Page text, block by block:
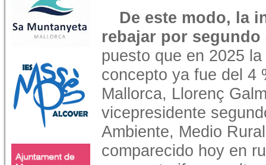
De este modo, la
rebajar por
puesto que en 2025
concepto ya fue del 4
Mallorca, Llorenç
vicepresidente
Ambiente, Medio
comparecido hoy en